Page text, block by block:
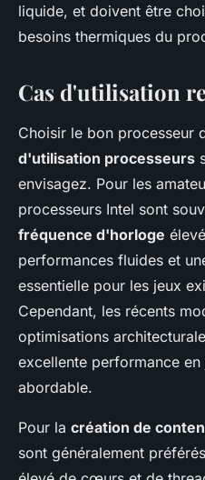
liquide, et doivent être
besoins thermiques du
Cas d'utilisation
Choisir le bon processeur
d'utilisation processeurs
envisagez. Pour les
processeurs Intel sont
fréquence d'horloge
performances fluides et
essentielle pour les jeux
Cependant, les récents
optimisations
excellente performance
abordable.
Pour la création de
sont généralement